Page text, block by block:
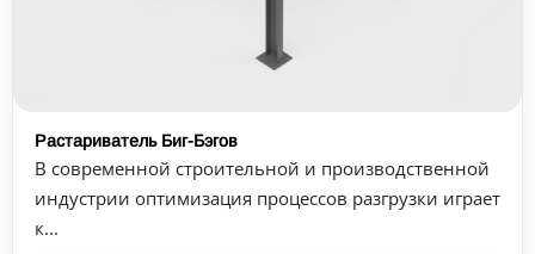
Растариватель Биг-Бэгов
В современной строительной и производственной
индустрии оптимизация процессов разгрузки играет
к...